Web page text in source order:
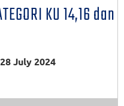
KU 14,16 dan
28 July 2024